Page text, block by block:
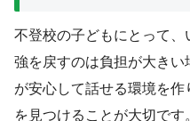
不登校の子どもにとって
強を戻すのは負担が大きい
が安心して話せる環境を
を見つけることが大切です